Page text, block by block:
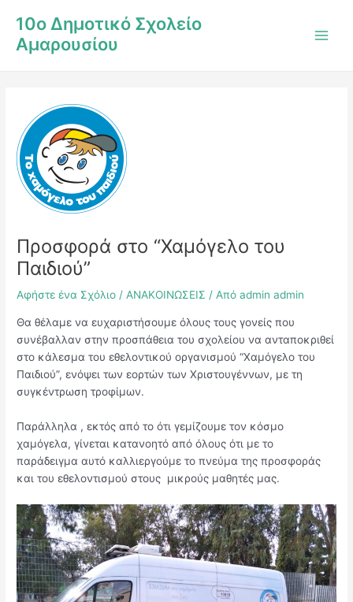
στο
περιεχόμενο
10ο Δημοτικό Σχολείο
Αμαρουσίου
Προσφορά στο “Χαμόγελο του
Παιδιού”
Αφήστε ένα Σχόλιο / ΑΝΑΚΟΙΝΩΣΕΙΣ / Απόadmin admin
Θα θέλαμε να ευχαριστήσουμε όλους τους γονείς που
συνέβαλλαν στην προσπάθεια του σχολείου να ανταποκριθεί
στο κάλεσμα του εθελοντικού οργανισμού “Χαμόγελο του
Παιδιού”, ενόψει των εορτών των Χριστουγέννων, με τη
συγκέντρωση τροφίμων.
Παράλληλα , εκτός από το ότι γεμίζουμε τον κόσμο
χαμόγελα, γίνεται κατανοητό από όλους ότι με το
παράδειγμα αυτό καλλιεργούμε το πνεύμα της προσφοράς
και του εθελοντισμού στους μικρούς μαθητές μας.
navigation